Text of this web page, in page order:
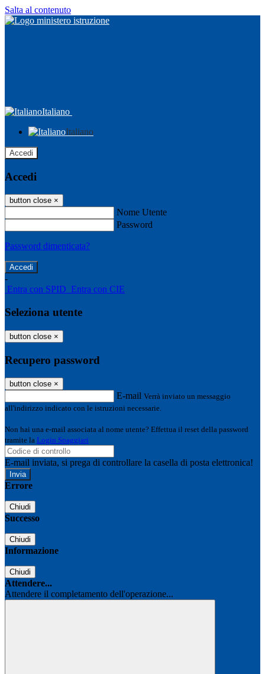
Salta al contenuto
Italiano
Italiano
Accedi
Accedi
button close ×
Nome Utente
Password
Password dimenticata?
-
Entra con SPID Entra con CIE
Seleziona utente
button close ×
Recupero password
button close ×
E-mail Verrà inviato un messaggio
all'indirizzo indicato con le istruzioni necessarie.
Non hai una e-mail associata al nome utente? Effettua il reset della password
tramite la Login Spaggiari
E-mail inviata, si prega di controllare la casella di posta elettronica!
Errore
Chiudi
Successo
Chiudi
Informazione
Chiudi
Attendere...
Attendere il completamento dell'operazione...